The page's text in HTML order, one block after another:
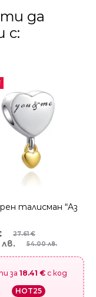
да
с:
талисман “Aз
27.61€
54.00 лв.
за 18.41 € с код
HOT25